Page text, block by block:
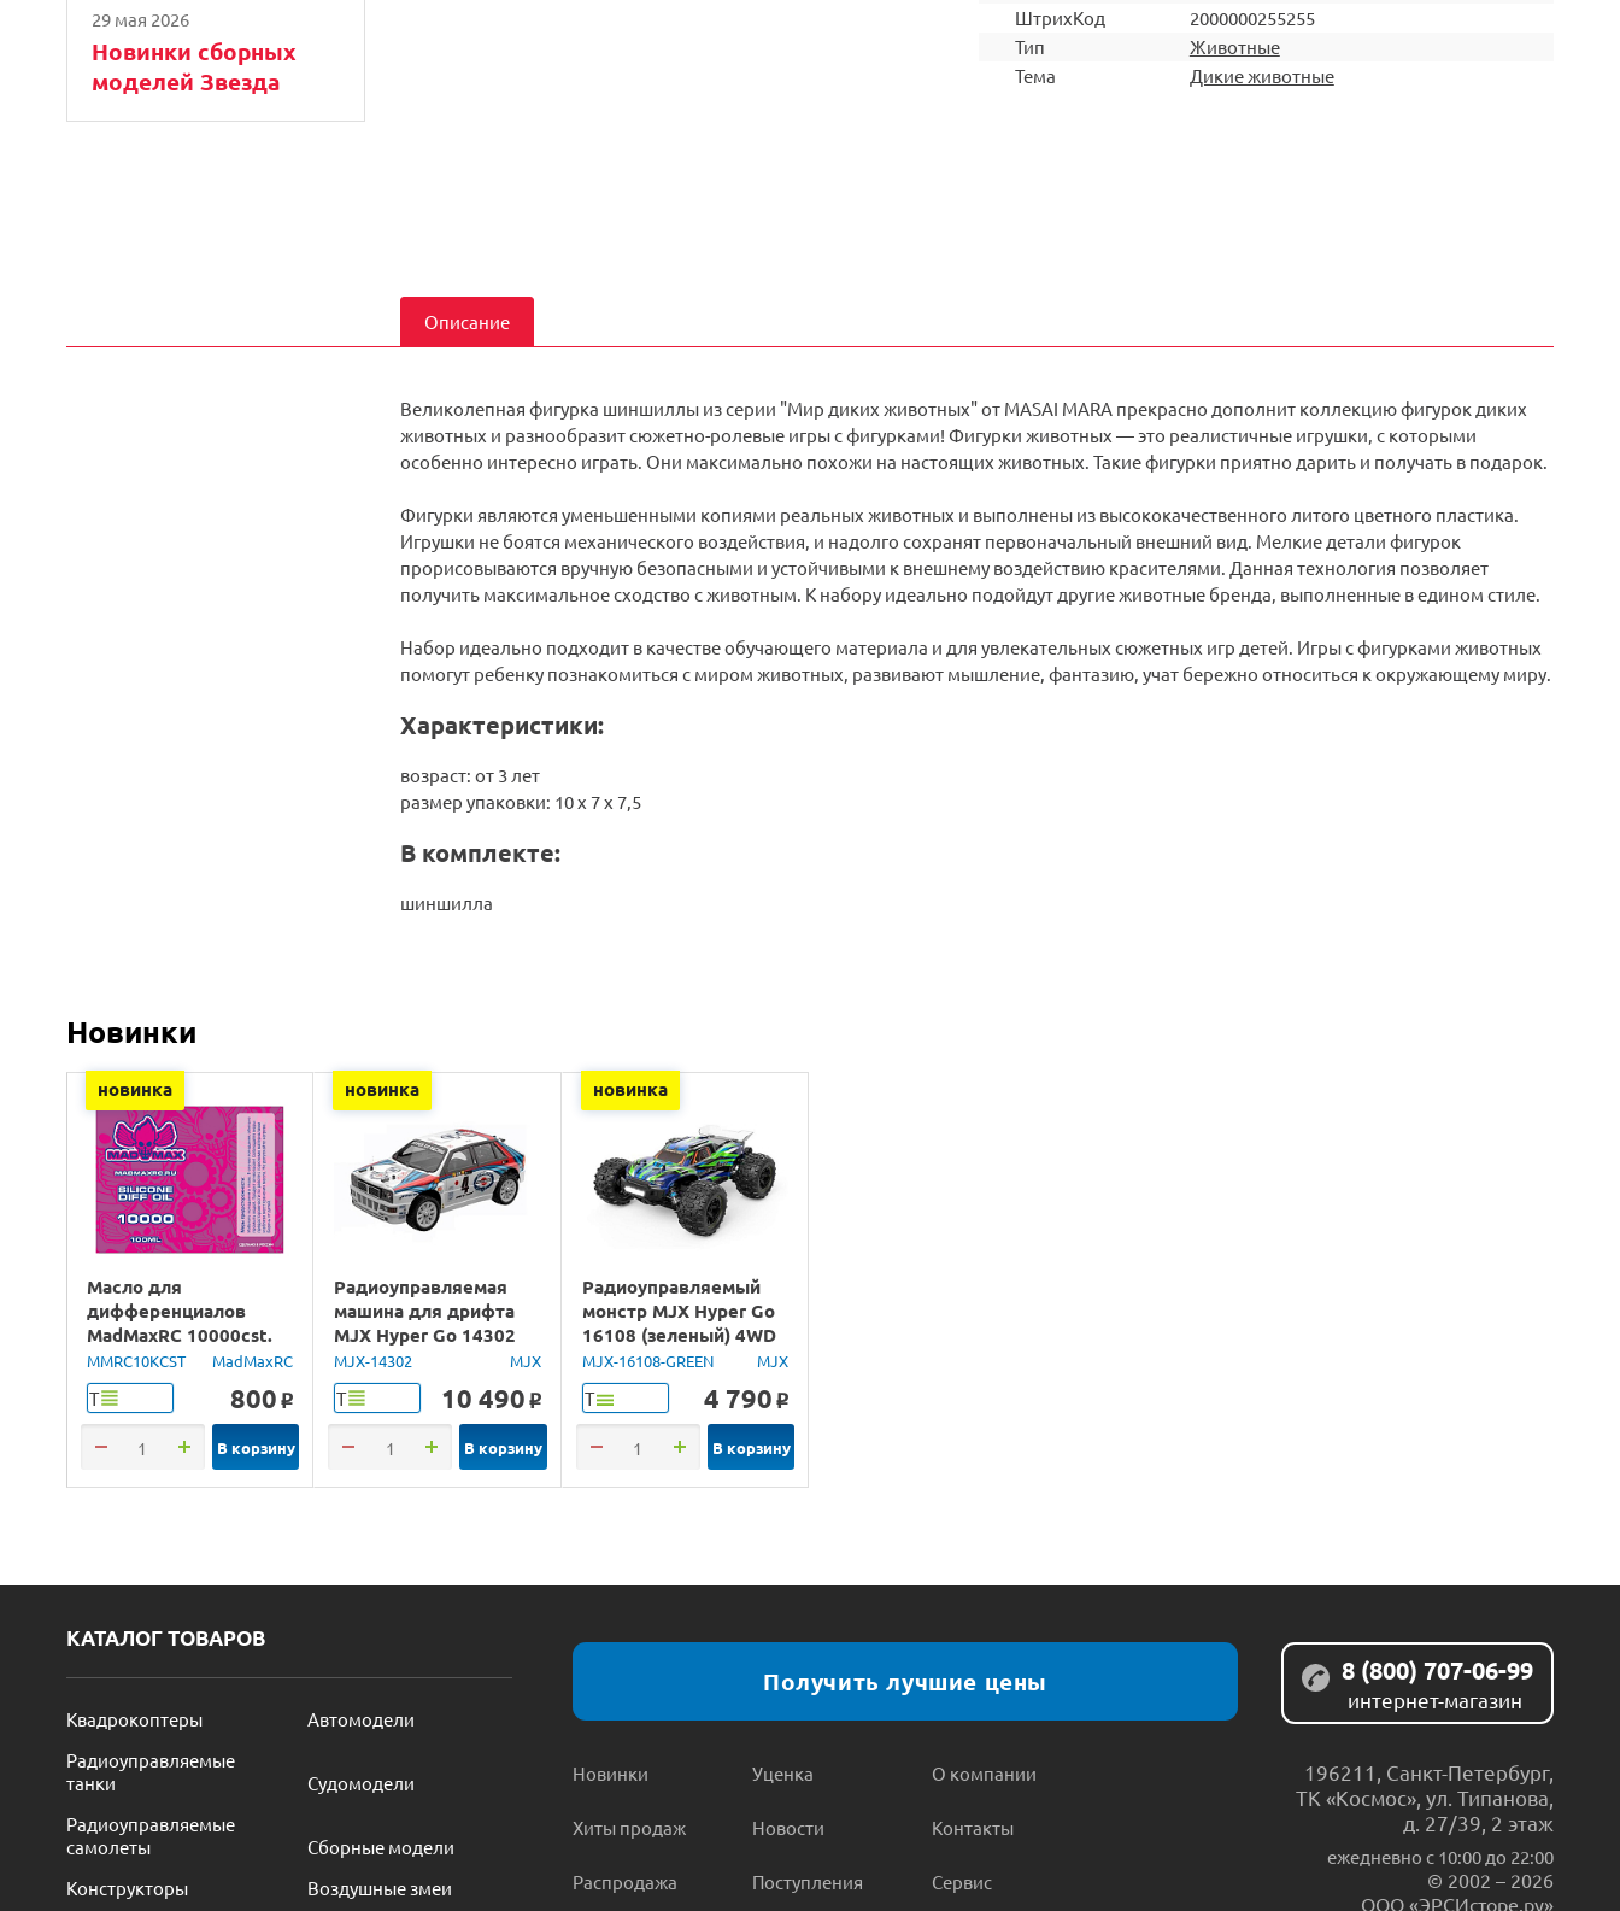
29 мая 2026
Новинки сборных
моделей Звезда
ШтрихКод
2000000255255
Тип
Животные
Тема
Дикие животные
Описание
Великолепная фигурка шиншиллы из серии "Мир диких животных" от MASAI MARA прекрасно дополнит коллекцию фигурок диких
животных и разнообразит сюжетно-ролевые игры с фигурками! Фигурки животных — это реалистичные игрушки, с которыми
особенно интересно играть. Они максимально похожи на настоящих животных. Такие фигурки приятно дарить и получать в подарок.
Фигурки являются уменьшенными копиями реальных животных и выполнены из высококачественного литого цветного пластика.
Игрушки не боятся механического воздействия, и надолго сохранят первоначальный внешний вид. Мелкие детали фигурок
прорисовываются вручную безопасными и устойчивыми к внешнему воздействию красителями. Данная технология позволяет
получить максимальное сходство с животным. К набору идеально подойдут другие животные бренда, выполненные в едином стиле.
Набор идеально подходит в качестве обучающего материала и для увлекательных сюжетных игр детей. Игры с фигурками животных
помогут ребенку познакомиться с миром животных, развивают мышление, фантазию, учат бережно относиться к окружающему миру.
Характеристики:
возраст: от 3 лет
размер упаковки: 10 х 7 х 7,5
В комплекте:
шиншилла
Новинки
новинка
Масло для
дифференциалов
MadMaxRC 10000cst.
100ml.
MMRC10KCST MadMaxRC
Т 800 o
В корзину
новинка
Радиоуправляемая
машина для дрифта
MJX Hyper Go 14302
Lancia Delta Brushless
4WD 2.4G LED 1/14
RTR
MJX-14302 MJX
Т 10 490 o
В корзину
новинка
Радиоуправляемый
монстр MJX Hyper Go
16108 (зеленый) 4WD
2.4G LED 1/16 RTR
MJX-16108-GREEN MJX
Т 4 790 o
В корзину
КАТАЛОГ ТОВАРОВ
Квадрокоптеры
Автомодели
Радиоуправляемые
танки
Судомодели
Радиоуправляемые
самолеты
Сборные модели
Конструкторы
Воздушные змеи
Получить лучшие цены
Новинки
Хиты продаж
Распродажа
Уценка
Новости
Поступления
О компании
Контакты
Сервис
8 (800) 707-06-99
интернет-магазин
196211 Санкт-Петербург,
ТК «Космос», ул. Типанова,
д. 27/39, 2 этаж
ежедневно c 10:00 до 22:00
© 2002 – 2026
ООО «ЭРСИсторе.ру»